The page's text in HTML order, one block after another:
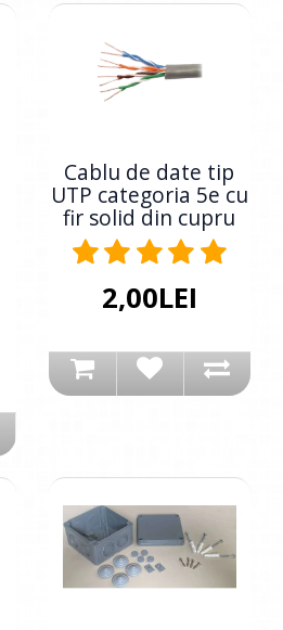
Cablu de date tip
UTP categoria 5e cu
fir solid din cupru
2,00LEI